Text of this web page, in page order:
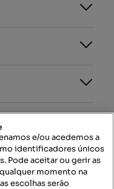
e/ou acedemos a
identificadores únicos
Pode aceitar ou gerir as
momento na
escolhas serão